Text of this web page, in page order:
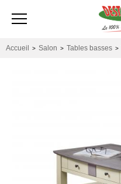
Accueil > Salon > Tables basses >